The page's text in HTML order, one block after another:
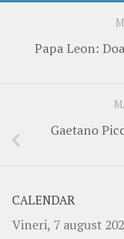
Papa Leon:
Gaetano
CALENDAR
Vineri, 7 august